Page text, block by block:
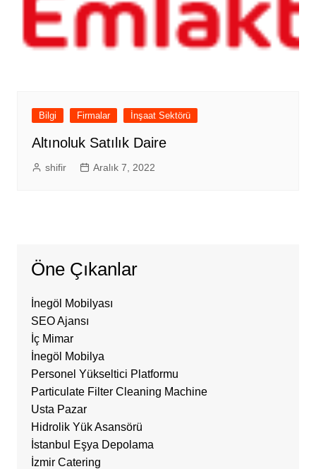
Bilgi Firmalar İnşaat Sektörü
Altınoluk Satılık Daire
shifir Aralık 7, 2022
Öne Çıkanlar
İnegöl Mobilyası
SEO Ajansı
İç Mimar
İnegöl Mobilya
Personel Yükseltici Platformu
Particulate Filter Cleaning Machine
Usta Pazar
Hidrolik Yük Asansörü
İstanbul Eşya Depolama
İzmir Catering